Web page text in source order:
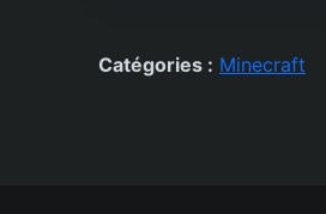
Catégories : Minecraft